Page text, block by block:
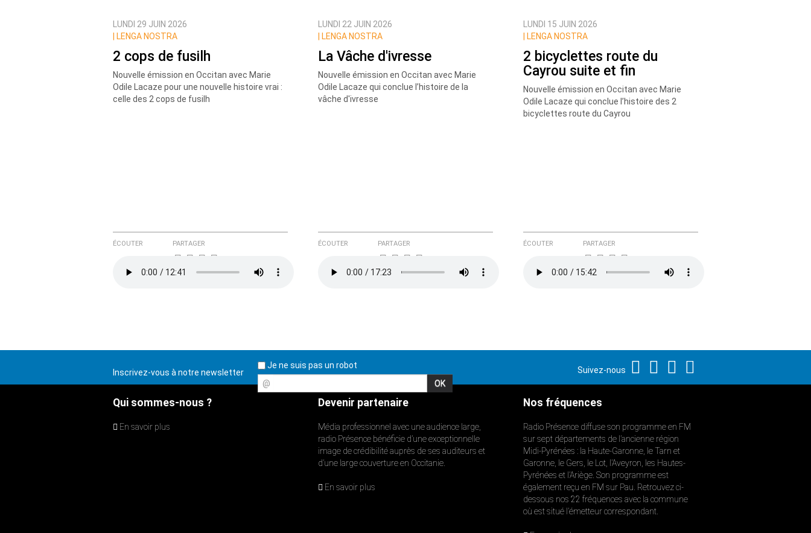
Prévenez-moi de tous les nouveaux commentaires de cette discussion par email
LUNDI 29 JUIN 2026
LENGA NOSTRA
2 cops de fusilh
Nouvelle émission en Occitan avec Marie
Odile Lacaze pour une nouvelle histoire vrai :
celle des 2 cops de fusilh
ÉCOUTER PARTAGER
LUNDI 22 JUIN 2026
LENGA NOSTRA
La Vâche d'ivresse
Nouvelle émission en Occitan avec Marie
Odile Lacaze qui conclue l’histoire de la
vâche d'ivresse
ÉCOUTER PARTAGER
LUNDI 15 JUIN 2026
LENGA NOSTRA
2 bicyclettes route du
Cayrou suite et fin
Nouvelle émission en Occitan avec Marie
Odile Lacaze qui conclue l’histoire des 2
bicyclettes route du Cayrou
ÉCOUTER PARTAGER
Inscrivez-vous à notre newsletter
Je ne suis pas un robot
@
Suivez-nous
Qui sommes-nous ?
En savoir plus
Devenir partenaire
Média professionnel avec une audience large,
radio Présence bénéficie d’une exceptionnelle
image de crédibilité auprès de ses auditeurs et
d’une large couverture en Occitanie.
En savoir plus
Nos fréquences
Radio Présence diffuse son programme en FM
sur sept départements de l’ancienne région
Midi-Pyrénées : la Haute-Garonne, le Tarn et
Garonne, le Gers, le Lot, l’Aveyron, les Hautes-
Pyrénées et l’Ariège. Son programme est
également reçu en FM sur Pau. Retrouvez ci-
dessous nos 22 fréquences avec la commune
où est situé l’émetteur correspondant.